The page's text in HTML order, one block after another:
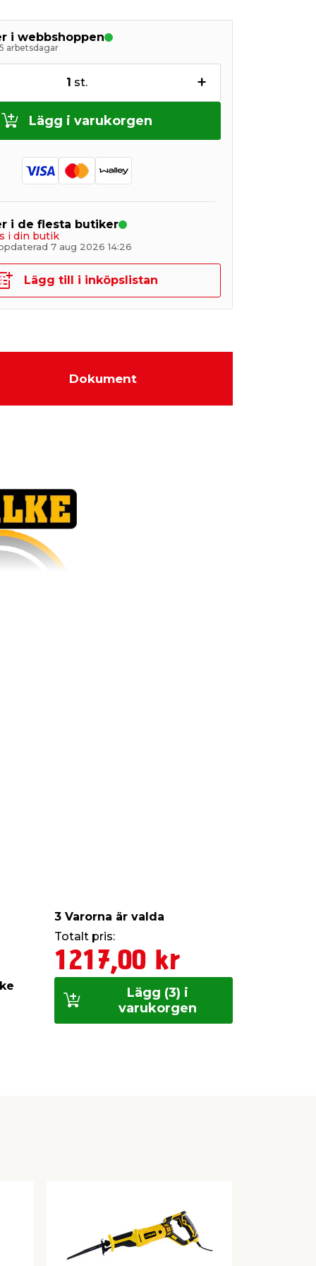
i webbshoppen
arbetsdagar
1 st. +
Lägg i varukorgen
i de flesta butiker
i din butik
7 aug 2026 14:26
Lägg till i inköpslistan
Dokument
3 Varorna är valda
Totalt pris:
1217,00 kr
Lägg (3) i
varukorgen